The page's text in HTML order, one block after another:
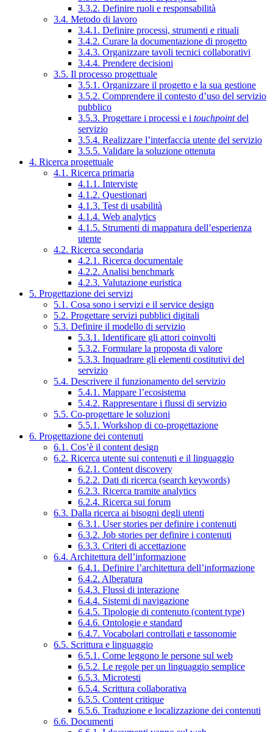
3.3.2. Definire ruoli e responsabilità
3.4. Metodo di lavoro
3.4.1. Definire processi, strumenti e rituali
3.4.2. Curare la documentazione di progetto
3.4.3. Organizzare tavoli tecnici collaborativi
3.4.4. Prendere decisioni
3.5. Il processo progettuale
3.5.1. Organizzare il progetto e la sua gestione
3.5.2. Comprendere il contesto d’uso del servizio
pubblico
3.5.3. Progettare i processi e i touchpointdel
servizio
3.5.4. Realizzare l’interfaccia utente del servizio
3.5.5. Validare la soluzione ottenuta
4. Ricerca progettuale
4.1. Ricerca primaria
4.1.1. Interviste
4.1.2. Questionari
4.1.3. Test di usabilità
4.1.4. Web analytics
4.1.5. Strumenti di mappatura dell’esperienza
utente
4.2. Ricerca secondaria
4.2.1. Ricerca documentale
4.2.2. Analisi benchmark
4.2.3. Valutazione euristica
5. Progettazione dei servizi
5.1. Cosa sono i servizi e il service design
5.2. Progettare servizi pubblici digitali
5.3. Definire il modello di servizio
5.3.1. Identificare gli attori coinvolti
5.3.2. Formulare la proposta di valore
5.3.3. Inquadrare gli elementi costitutivi del
servizio
5.4. Descrivere il funzionamento del servizio
5.4.1. Mappare l’ecosistema
5.4.2. Rappresentare i flussi di servizio
5.5. Co-progettare le soluzioni
5.5.1. Workshop di co-progettazione
6. Progettazione dei contenuti
6.1. Cos’è il content design
6.2. Ricerca utente sui contenuti e il linguaggio
6.2.1. Content discovery
6.2.2. Dati di ricerca (search keywords)
6.2.3. Ricerca tramite analytics
6.2.4. Ricerca sui forum
6.3. Dalla ricerca ai bisogni degli utenti
6.3.1. User stories per definire i contenuti
6.3.2. Job stories per definire i contenuti
6.3.3. Criteri di accettazione
6.4. Architettura dell’informazione
6.4.1. Definire l’architettura dell’informazione
6.4.2. Alberatura
6.4.3. Flussi di interazione
6.4.4. Sistemi di navigazione
6.4.5. Tipologie di contenuto (content type)
6.4.6. Ontologie e standard
6.4.7. Vocabolari controllati e tassonomie
6.5. Scrittura e linguaggio
6.5.1. Come leggono le persone sul web
6.5.2. Le regole per un linguaggio semplice
6.5.3. Microtesti
6.5.4. Scrittura collaborativa
6.5.5. Content critique
6.5.6. Traduzione e localizzazione dei contenuti
6.6. Documenti